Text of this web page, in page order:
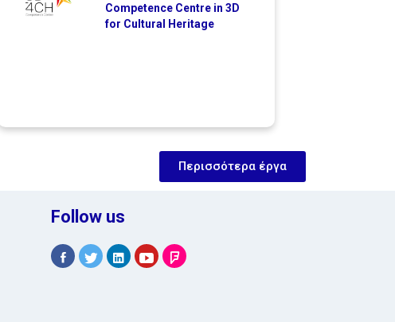
Competence Centre in 3D
for Cultural Heritage
Περισσότερα έργα
Follow us